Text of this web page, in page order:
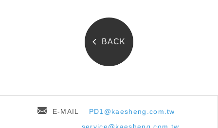
BACK
E-MAIL
PD1@kaesheng.com.tw
service@kaesheng.com.tw